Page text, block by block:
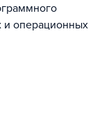
и операционных